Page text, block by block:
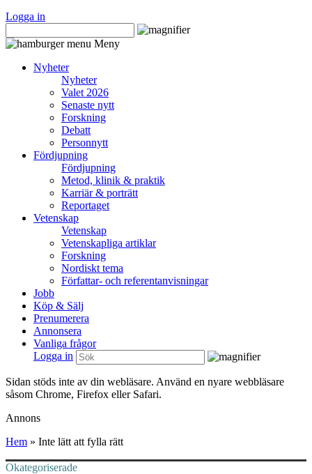
Logga in
Meny
Nyheter
Nyheter
Valet 2026
Senaste nytt
Forskning
Debatt
Personnytt
Fördjupning
Fördjupning
Metod, klinik & praktik
Karriär & porträtt
Reportaget
Vetenskap
Vetenskap
Vetenskapliga artiklar
Forskning
Nordiskt tema
Författar- och referentanvisningar
Jobb
Köp & Sälj
Prenumerera
Annonsera
Vanliga frågor
Logga in
Sidan stöds inte av din webläsare. Använd en nyare webbläsare
såsom Chrome, Firefox eller Safari.
Annons
Hem » Inte lätt att fylla rätt
Okategoriserade